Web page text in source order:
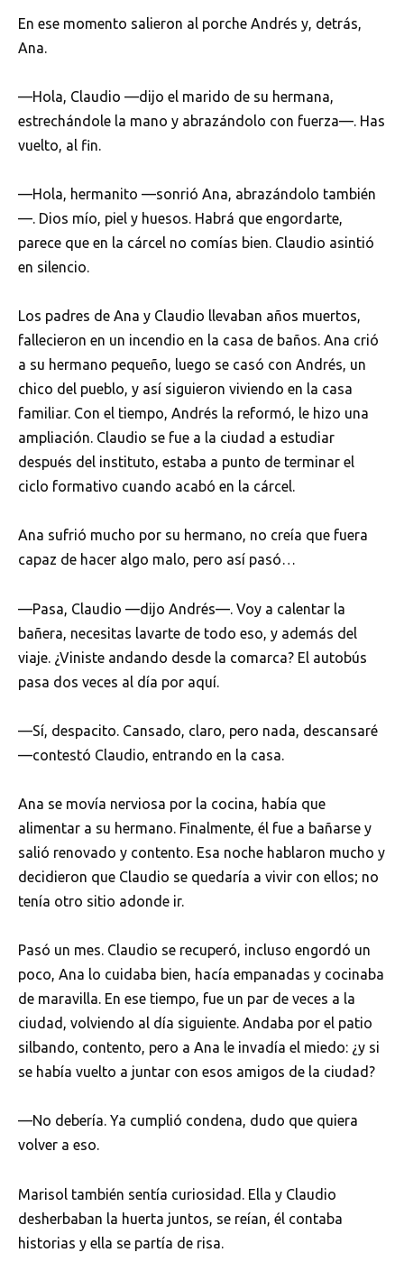
En ese momento salieron al porche Andrés y, detrás,
Ana.
—Hola, Claudio —dijo el marido de su hermana,
estrechándole la mano y abrazándolo con fuerza—. Has
vuelto, al fin.
—Hola, hermanito —sonrió Ana, abrazándolo también
—. Dios mío, piel y huesos. Habrá que engordarte,
parece que en la cárcel no comías bien. Claudio asintió
en silencio.
Los padres de Ana y Claudio llevaban años muertos,
fallecieron en un incendio en la casa de baños. Ana crió
a su hermano pequeño, luego se casó con Andrés, un
chico del pueblo, y así siguieron viviendo en la casa
familiar. Con el tiempo, Andrés la reformó, le hizo una
ampliación. Claudio se fue a la ciudad a estudiar
después del instituto, estaba a punto de terminar el
ciclo formativo cuando acabó en la cárcel.
Ana sufrió mucho por su hermano, no creía que fuera
capaz de hacer algo malo, pero así pasó…
—Pasa, Claudio —dijo Andrés—. Voy a calentar la
bañera, necesitas lavarte de todo eso, y además del
viaje. ¿Viniste andando desde la comarca? El autobús
pasa dos veces al día por aquí.
—Sí, despacito. Cansado, claro, pero nada, descansaré
—contestó Claudio, entrando en la casa.
Ana se movía nerviosa por la cocina, había que
alimentar a su hermano. Finalmente, él fue a bañarse y
salió renovado y contento. Esa noche hablaron mucho y
decidieron que Claudio se quedaría a vivir con ellos; no
tenía otro sitio adonde ir.
Pasó un mes. Claudio se recuperó, incluso engordó un
poco, Ana lo cuidaba bien, hacía empanadas y cocinaba
de maravilla. En ese tiempo, fue un par de veces a la
ciudad, volviendo al día siguiente. Andaba por el patio
silbando, contento, pero a Ana le invadía el miedo: ¿y si
se había vuelto a juntar con esos amigos de la ciudad?
—No debería. Ya cumplió condena, dudo que quiera
volver a eso.
Marisol también sentía curiosidad. Ella y Claudio
desherbaban la huerta juntos, se reían, él contaba
historias y ella se partía de risa.